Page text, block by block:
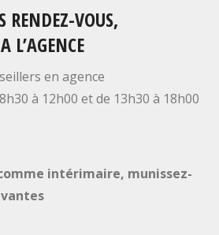
RENDEZ-VOUS,
A L’AGENCE
en agence
à 12h00 et de 13h30 à 18h00
intérimaire, munissez-